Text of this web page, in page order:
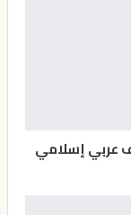
عربي إسلامي